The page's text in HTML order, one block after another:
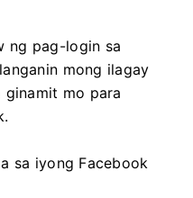
ng pag-login sa
mong ilagay
ginamit mo para
sa iyong Facebook